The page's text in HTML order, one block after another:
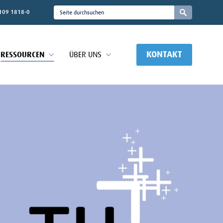
1818-0
RESSOURCEN ÜBER UNS KONTAKT